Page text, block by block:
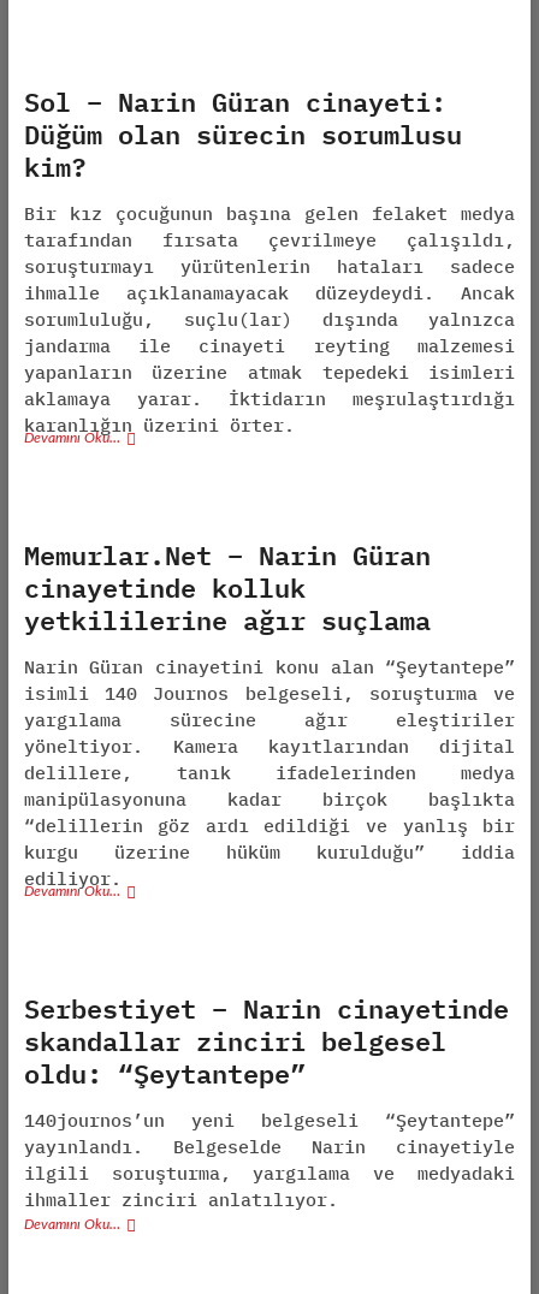
Sol – Narin Güran cinayeti:
Düğüm olan sürecin sorumlusu
kim?
Bir kız çocuğunun başına gelen felaket medya
tarafından fırsata çevrilmeye çalışıldı,
soruşturmayı yürütenlerin hataları sadece
ihmalle açıklanamayacak düzeydeydi. Ancak
sorumluluğu, suçlu(lar) dışında yalnızca
jandarma ile cinayeti reyting malzemesi
yapanların üzerine atmak tepedeki isimleri
aklamaya yarar. İktidarın meşrulaştırdığı
karanlığın üzerini örter.
Devamını Oku…
Memurlar.Net – Narin Güran
cinayetinde kolluk
yetkililerine ağır suçlama
Narin Güran cinayetini konu alan “Şeytantepe”
isimli 140 Journos belgeseli, soruşturma ve
yargılama sürecine ağır eleştiriler
yöneltiyor. Kamera kayıtlarından dijital
delillere, tanık ifadelerinden medya
manipülasyonuna kadar birçok başlıkta
“delillerin göz ardı edildiği ve yanlış bir
kurgu üzerine hüküm kurulduğu” iddia
ediliyor.
Devamını Oku…
Serbestiyet – Narin cinayetinde
skandallar zinciri belgesel
oldu: “Şeytantepe”
140journos’un yeni belgeseli “Şeytantepe”
yayınlandı. Belgeselde Narin cinayetiyle
ilgili soruşturma, yargılama ve medyadaki
ihmaller zincirianlatılıyor.
Devamını Oku…